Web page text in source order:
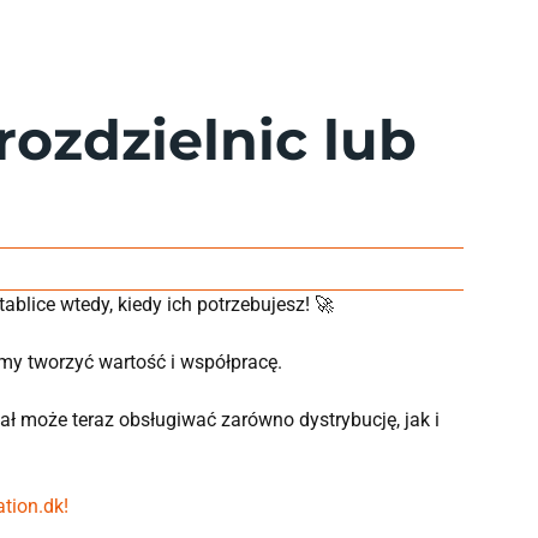
lub
wtedy, kiedy ich potrzebujesz! 🚀
tworzyć wartość i współpracę.
może teraz obsługiwać zarówno dystrybucję, jak i